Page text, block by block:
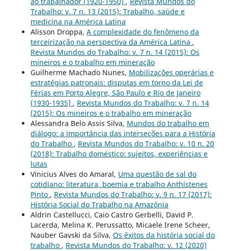
Trabalho: v. 7 n. 13 (2015): Trabalho, saúde e
medicina na América Latina
Alisson Droppa, A complexidade do fenômeno da
terceirização na perspectiva da América Latina ,
Revista Mundos do Trabalho: v. 7 n. 14 (2015): Os
mineiros e o trabalho em mineração
Guilherme Machado Nunes, Mobilizações operárias e
estratégias patronais: disputas em torno da Lei de
Férias em Porto Alegre, São Paulo e Rio de Janeiro
(1930-1935) , Revista Mundos do Trabalho: v. 7 n. 14
(2015): Os mineiros e o trabalho em mineração
Alessandra Belo Assis Silva, Mundos do trabalho em
diálogo: a importância das interseções para a História
do Trabalho , Revista Mundos do Trabalho: v. 10 n. 20
(2018): Trabalho doméstico: sujeitos, experiências e
lutas
Vinicius Alves do Amaral, Uma questão de sal do
cotidiano: literatura, boemia e trabalho Anthístenes
Pinto , Revista Mundos do Trabalho: v. 9 n. 17 (2017):
História Social do Trabalho na Amazônia
Aldrin Castellucci, Caio Castro Gerbelli, David P.
Lacerda, Melina K. Perussatto, Micaele Irene Scheer,
Nauber Gavski da Silva, Os êxitos da história social do
trabalho , Revista Mundos do Trabalho: v. 12 (2020)